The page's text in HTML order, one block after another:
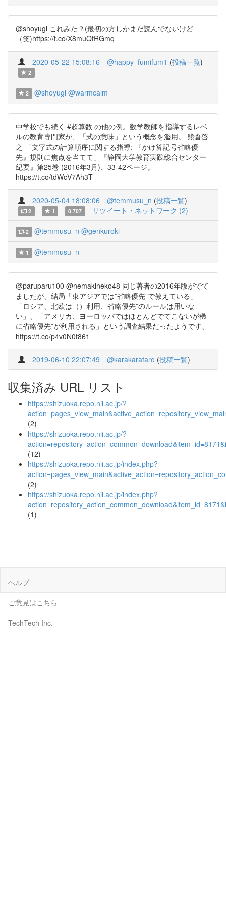
@shoyugi これみた？(最初の方しかまだ読んでないけど
（笑)https://t.co/X8muQtRGmq
2020-05-22 15:08:16 @happy_fumifum1 (投稿一覧)
2
2 @shoyugi @warmcalm
中学校でも続く #超算数 の他の例。数学教師を指導するレベ
ルの教育専門家が、「式の意味」という概念を濫用。 熊倉啓
之 「文字式の計算順序に関する指導: 『かけ算記号省略優
先』規則に焦点を当てて」『静岡大学教育実践総合センター
紀要』第25巻 (2016年3月)、33-42ページ。
https://t.co/tdWcV7Ah3T
2020-05-04 18:08:06 @temmusu_n (投稿一覧)
2 1 0.707 リツイート・ネットワーク (2)
2 @temmusu_n @genkuroki
1 @temmusu_n
@paruparu100 @nemakineko48 同じ著者の2016年版がでて
ましたが、結局「東アジアでは”省略優先”で教えている」
「ロシア、北欧は（）利用、省略優先”のルールは用いな
い」、「アメリカ、ヨーロッパではほとんどでてこないが稀
に省略優先”が利用される」という調査結果だったようです、
https://t.co/p4v0N0t861
2019-06-10 22:07:49 @karakarataro (投稿一覧)
収集済み URL リスト
https://shizuoka.repo.nii.ac.jp/?
(2)
https://shizuoka.repo.nii.ac.jp/?
(12)
https://shizuoka.repo.nii.ac.jp/index.php?
(2)
https://shizuoka.repo.nii.ac.jp/index.php?
(1)
ヘルプ
ご意見はこちら
TechTech Inc.